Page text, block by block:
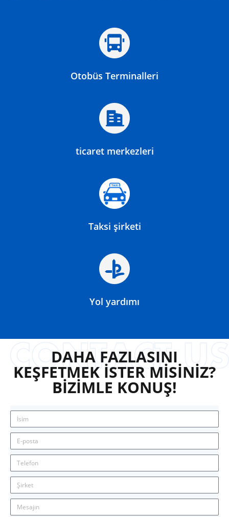
Otobüs Terminalleri
ticaret merkezleri
Taksi şirketi
Yol yardımı
DAHA FAZLASINI
KEŞFETMEK İSTER MİSİNİZ?
BİZİMLE KONUŞ!